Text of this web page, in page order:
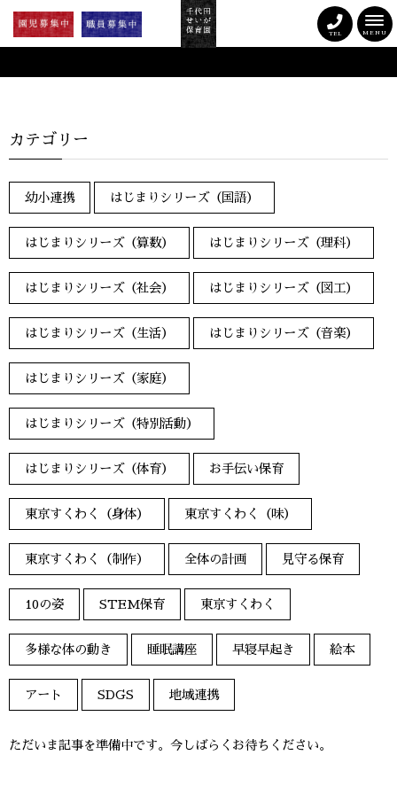
MENU
TEL
カテゴリー
幼小連携 はじまりシリーズ（国語）
はじまりシリーズ（算数） はじまりシリーズ（理科）
はじまりシリーズ（社会） はじまりシリーズ（図工）
はじまりシリーズ（生活） はじまりシリーズ（音楽）
はじまりシリーズ（家庭）
はじまりシリーズ（特別活動）
はじまりシリーズ（体育） お手伝い保育
東京すくわく（身体） 東京すくわく（味）
東京すくわく（制作） 全体の計画 見守る保育
10の姿 STEM保育 東京すくわく
多様な体の動き 睡眠講座 早寝早起き 絵本
アート SDGS 地域連携
ただいま記事を準備中です。今しばらくお待ちください。